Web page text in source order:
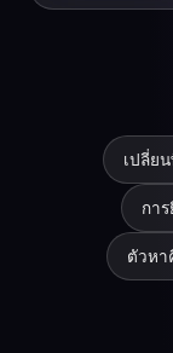
จาก Audio
ขยาย
พร้อม Audio
ที่ส่งออกได้สะ
คงแยกจากกัน
สมาชิกแบบไม่
เปลี่ย
กา
ตัวหา